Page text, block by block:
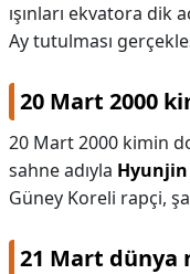
ışınları ekvatora dik
Ay tutulması
20 Mart 2000
20 Mart 2000 kimin
sahne adıyla Hyunjin
Güney Koreli rapçi,
21 Mart dünya